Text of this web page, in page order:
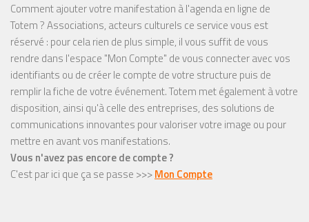
Comment ajouter votre manifestation à l'agenda en ligne de
Totem ? Associations, acteurs culturels ce service vous est
réservé : pour cela rien de plus simple, il vous suffit de vous
rendre dans l'espace "Mon Compte" de vous connecter avec vos
identifiants ou de créer le compte de votre structure puis de
remplir la fiche de votre événement. Totem met également à votre
disposition, ainsi qu'à celle des entreprises, des solutions de
communications innovantes pour valoriser votre image ou pour
mettre en avant vos manifestations.
Vous n'avez pas encore de compte ?
C'est par ici que ça se passe >>>Mon Compte